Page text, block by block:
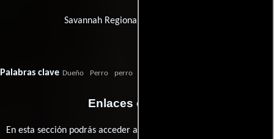
Savannah Regional Film Commission
Palabras clave Dueño Perro perro
Enlaces externos
En esta sección podrás acceder a los recursos externos que